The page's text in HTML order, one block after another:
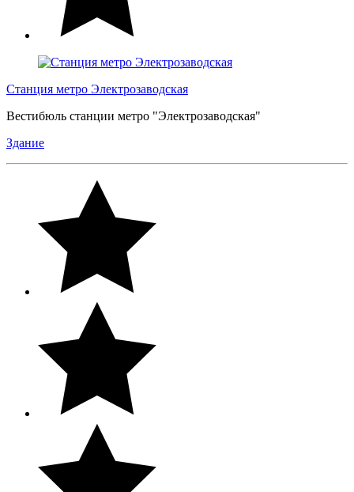
Станция метро Электрозаводская
Вестибюль станции метро "Электрозаводская"
Здание